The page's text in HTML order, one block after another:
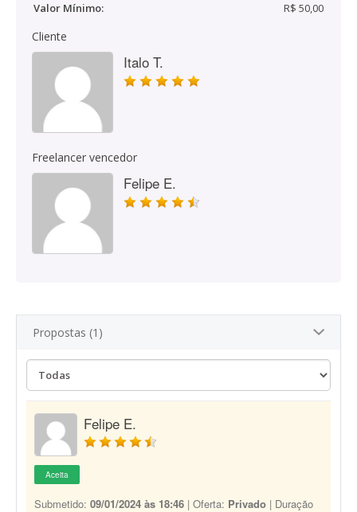
Valor Mínimo:
R$ 50,00
Cliente
Italo T.
Freelancer vencedor
Felipe E.
Propostas (1)
Felipe E.
Aceita
Submetido: 09/01/2024 às 18:46 | Oferta: Privado | Duração